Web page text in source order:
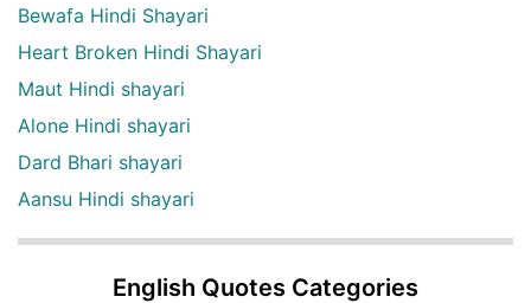
Bewafa Hindi Shayari
Heart Broken Hindi Shayari
Maut Hindi shayari
Alone Hindi shayari
Dard Bhari shayari
Aansu Hindi shayari
English Quotes Categories